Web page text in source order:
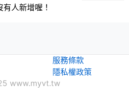
有人新增喔！
服務條款
隱私權政策
www.myvt.tw